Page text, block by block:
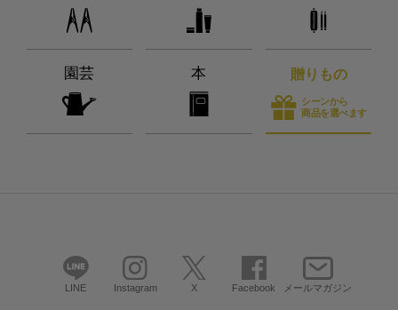
園芸 本 贈りもの
シーンから
商品を選べます
LINE Instagram X Facebook メールマガジン